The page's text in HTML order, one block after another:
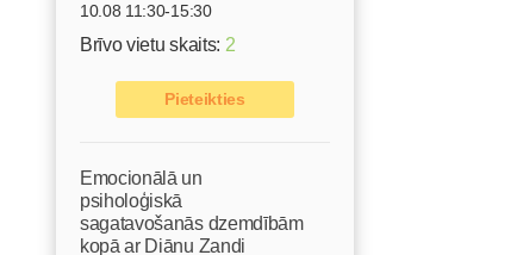
10.08 11:30-15:30
Brīvo vietu skaits: 2
Pieteikties
Emocionālā un
psiholoģiskā
sagatavošanās dzemdībām
kopā ar Diānu Zandi